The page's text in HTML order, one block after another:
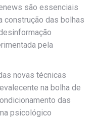
são essenciais
construção das bolhas
pela
novas técnicas
na bolha de
das
psicológico